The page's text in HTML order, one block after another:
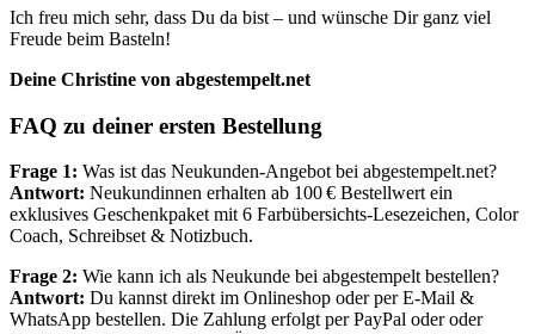
Ich freu mich sehr, dass Du da bist – und wünsche Dir ganz viel
Freude beim Basteln!
Deine Christine von abgestempelt.net
FAQ zu deiner ersten Bestellung
Frage 1: Was ist das Neukunden-Angebot bei abgestempelt.net?
Antwort: Neukundinnen erhalten ab 100 € Bestellwert ein
exklusives Geschenkpaket mit 6 Farbübersichts-Lesezeichen, Color
Coach, Schreibset & Notizbuch.
Frage 2: Wie kann ich als Neukunde bei abgestempelt bestellen?
Antwort: Du kannst direkt im Onlineshop oder per E-Mail &
WhatsApp bestellen. Die Zahlung erfolgt per PayPal oder oder